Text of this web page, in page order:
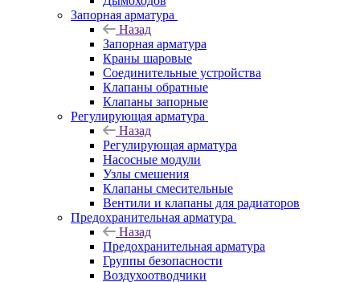
Запорная арматура
Назад
Запорная арматура
Краны шаровые
Соединительные устройства
Клапаны обратные
Клапаны запорные
Регулирующая арматура
Назад
Регулирующая арматура
Насосные модули
Узлы смешения
Клапаны смесительные
Вентили и клапаны для радиаторов
Предохранительная арматура
Назад
Предохранительная арматура
Группы безопасности
Воздухоотводчики